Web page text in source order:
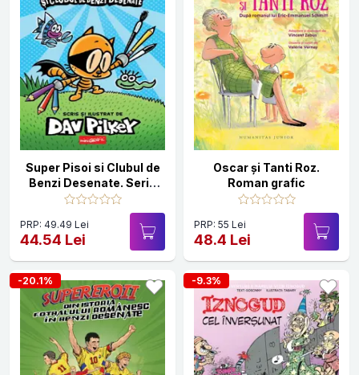
Super Pisoi si Clubul de
Benzi Desenate. Seria
Super Pisoi Vol.1
PRP: 49.49 Lei
44.54 Lei
Oscar și Tanti Roz.
Roman grafic
PRP: 55 Lei
48.4 Lei
-20.1% -9.3%